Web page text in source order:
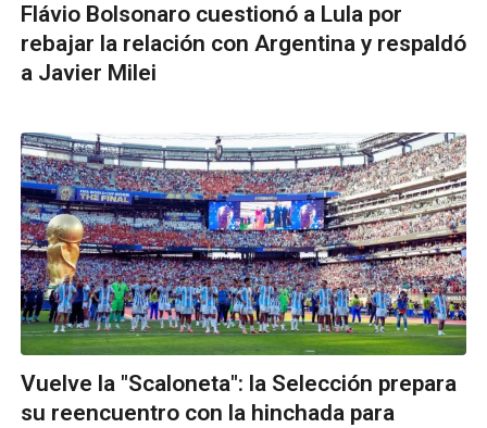
Flávio Bolsonaro cuestionó a Lula por
rebajar la relación con Argentina y respaldó
a Javier Milei
Vuelve la "Scaloneta": la Selección prepara
su reencuentro con la hinchada para